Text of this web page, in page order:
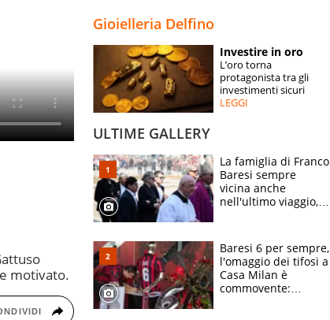
SPECIALI
ESPERTI
motivato.
Gioielleria Delfino
Investire in oro
L’oro torna
protagonista tra gli
investimenti sicuri
LEGGI
ULTIME GALLERY
La famiglia di Franco
Baresi sempre
vicina anche
nell'ultimo viaggio,
circondati
dall'affetto dei tifosi
Baresi 6 per sempre,
l'omaggio dei tifosi a
Casa Milan è
commovente: